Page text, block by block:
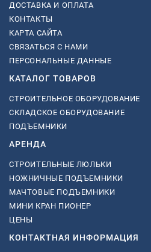
ДОСТАВКА И ОПЛАТА
КОНТАКТЫ
КАРТА САЙТА
СВЯЗАТЬСЯ С НАМИ
ПЕРСОНАЛЬНЫЕ ДАННЫЕ
КАТАЛОГ ТОВАРОВ
СТРОИТЕЛЬНОЕ ОБОРУДОВАНИЕ
СКЛАДСКОЕ ОБОРУДОВАНИЕ
ПОДЪЕМНИКИ
АРЕНДА
СТРОИТЕЛЬНЫЕ ЛЮЛЬКИ
НОЖНИЧНЫЕ ПОДЪЕМНИКИ
МАЧТОВЫЕ ПОДЪЕМНИКИ
МИНИ КРАН ПИОНЕР
ЦЕНЫ
КОНТАКТНАЯ ИНФОРМАЦИЯ